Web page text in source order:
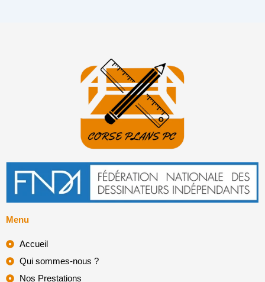
Menu
Accueil
Qui sommes-nous ?
Nos Prestations